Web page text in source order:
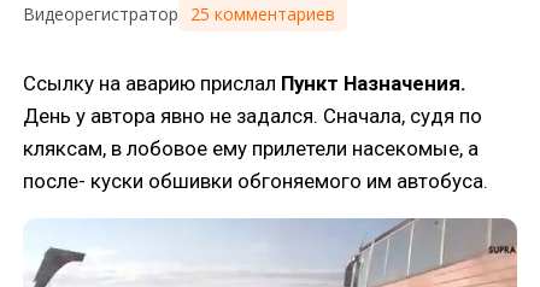
Видеорегистратор 25 комментариев
Ссылку на аварию прислал Пункт Назначения.
День у автора явно не задался. Сначала, судя по
кляксам, в лобовое ему прилетели насекомые, а
после- куски обшивки обгоняемого им автобуса.